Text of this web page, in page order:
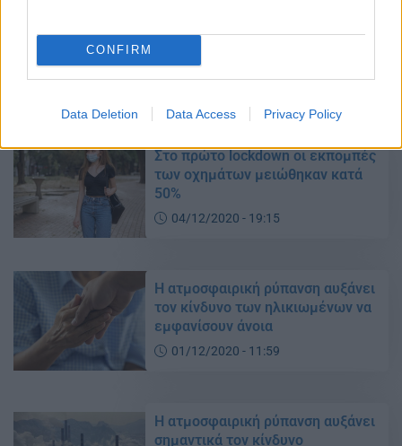
CONFIRM
Data Deletion Data Access Privacy Policy
διοξειδίου του άνθρακα έως το
Στο πρώτο lockdown οι εκπομπές
των οχημάτων μειώθηκαν κατά
50%
04/12/2020 - 19:15
Η ατμοσφαιρική ρύπανση αυξάνει
τον κίνδυνο των ηλικιωμένων να
εμφανίσουν άνοια
01/12/2020 - 11:59
Η ατμοσφαιρική ρύπανση αυξάνει
σημαντικά τον κίνδυνο